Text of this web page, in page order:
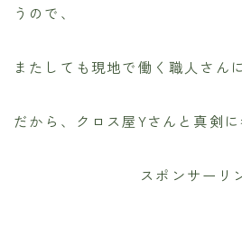
うので、
またしても現地で働く職人さん
だから、クロス屋Yさんと真剣に
スポンサーリ